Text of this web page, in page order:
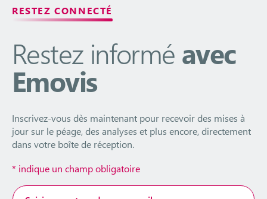
RESTEZ CONNECTÉ
Restez informé avec
Emovis
Inscrivez-vous dès maintenant pour recevoir des mises à
jour sur le péage, des analyses et plus encore, directement
dans votre boîte de réception.
* indique un champ obligatoire
Adresse